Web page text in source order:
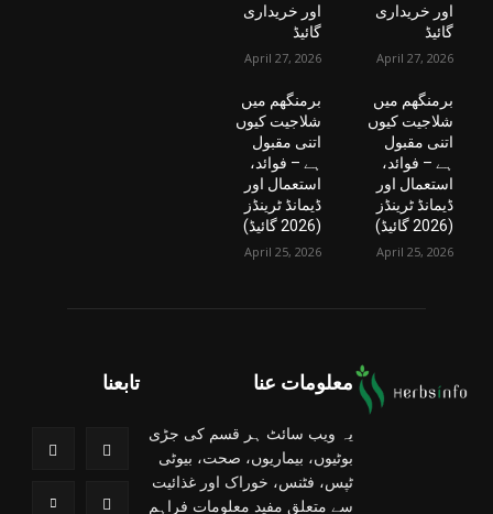
اور خریداری
گائیڈ
April 27, 2026
برمنگھم میں
شلاجیت کیوں
اتنی مقبول
ہے – فوائد،
استعمال اور
ڈیمانڈ ٹرینڈز
(2026 گائیڈ)
April 25, 2026
اور خریداری
گائیڈ
April 27, 2026
برمنگھم میں
شلاجیت کیوں
اتنی مقبول
ہے – فوائد،
استعمال اور
ڈیمانڈ ٹرینڈز
(2026 گائیڈ)
April 25, 2026
معلومات عنا
یہ ویب سائٹ ہر قسم کی جڑی
بوٹیوں، بیماریوں، صحت، بیوٹی
ٹپس، فٹنس، خوراک اور غذائیت
سے متعلق مفید معلومات فراہم
تابعنا